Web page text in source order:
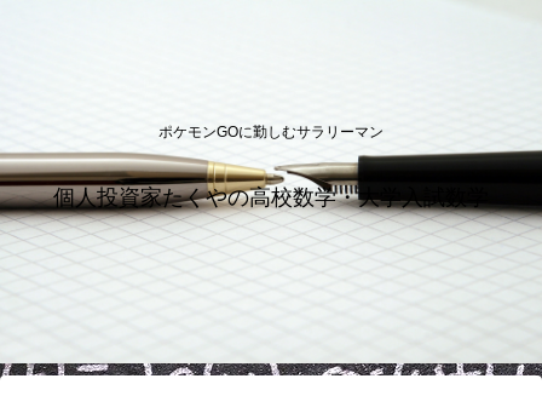
ポケモンGOに勤しむサラリーマン
個人投資家たくやの高校数学・大学入試数学